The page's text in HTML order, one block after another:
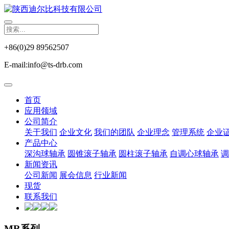
+86(0)29 89562507
E-mail:info@ts-drb.com
首页
应用领域
公司简介
关于我们 企业文化 我们的团队 企业理念 管理系统 企业
产品中心
深沟球轴承 圆锥滚子轴承 圆柱滚子轴承 自调心球轴承
新闻资讯
公司新闻 展会信息 行业新闻
现货
联系我们